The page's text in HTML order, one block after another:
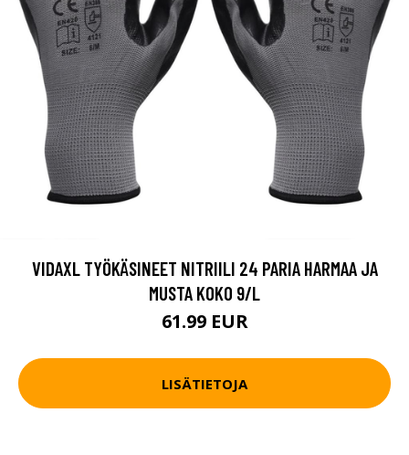
VIDAXL TYÖKÄSINEET NITRIILI 24 PARIA HARMAA JA
MUSTA KOKO 9/L
61.99 EUR
LISÄTIETOJA